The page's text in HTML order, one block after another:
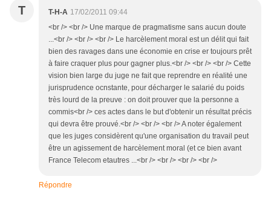
T T-H-A 17/02/2011 09:44
<br /> <br /> Une marque de pragmatisme sans aucun doute
...<br /> <br /> <br /> Le harcèlement moral est un délit qui fait
bien des ravages dans une économie en crise er toujours prêt
à faire craquer plus pour gagner plus.<br /> <br /> <br /> Cette
vision bien large du juge ne fait que reprendre en réalité une
jurisprudence ocnstante, pour décharger le salarié du poids
très lourd de la preuve : on doit prouver que la personne a
commis<br /> ces actes dans le but d'obtenir un résultat précis
qui devra être prouvé.<br /> <br /> <br /> A noter également
que les juges considèrent qu'une organisation du travail peut
être un agissement de harcèlement moral (et ce bien avant
France Telecom etautres ...<br /> <br /> <br /> <br />
Répondre